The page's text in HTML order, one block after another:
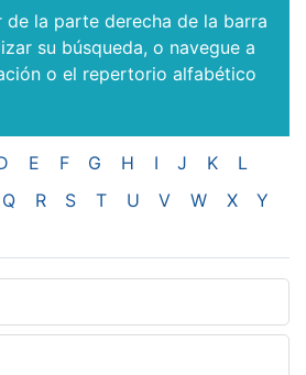
la parte derecha de la barra
su búsqueda, o navegue a
o el repertorio alfabético
E F G H I J K
L
Q R S T U V W X
Y